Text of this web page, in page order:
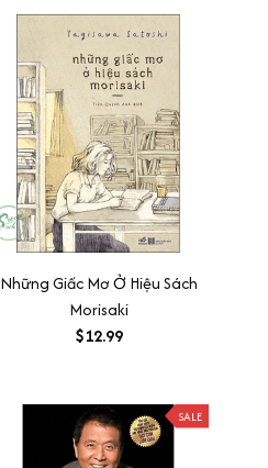
Những Giấc Mơ Ở Hiệu Sách
Morisaki
$12.99
SALE